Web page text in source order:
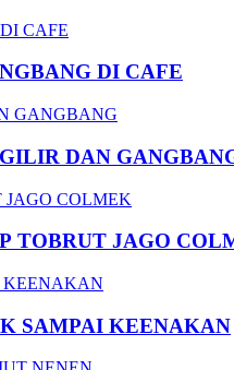
DI CAFE
DAN
TOBRUT JAGO
SAMPAI KEENAKAN